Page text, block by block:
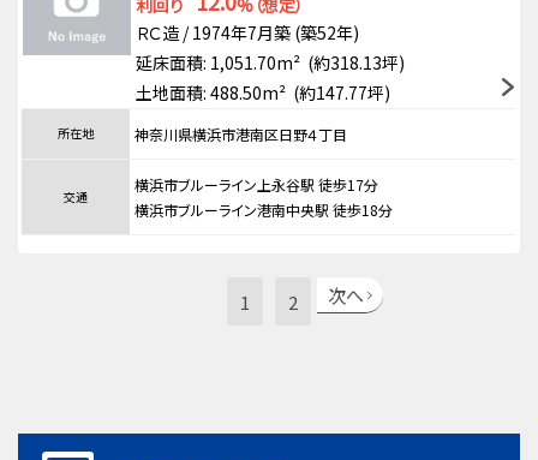
利回り
%（想定）
ＲＣ造 / 1974年7月築 (築52年)
延床面積: 1,051.70m² (約318.13坪)
土地面積: 488.50m² (約147.77坪)
所在地 神奈川県横浜市港南区日野４丁目
交通
横浜市ブルーライン上永谷駅 徒歩17分
横浜市ブルーライン港南中央駅 徒歩18分
1 2 次へ